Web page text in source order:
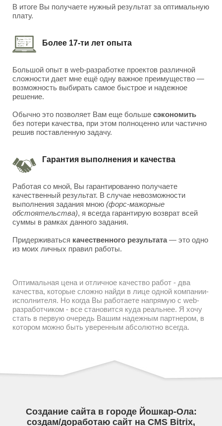
В итоге Вы получаете нужный результат за оптимальную
плату.
Более 17-ти лет опыта
Большой опыт в web-разработке проектов различной
сложности дает мне ещё одну важное преимущество —
возможность выбирать самое быстрое и надежное
решение.
Обычно это позволяет Вам еще больше сэкономить
без потери качества, при этом полноценно или частично
решив поставленную задачу.
Гарантия выполнения и качества
Работая со мной, Вы гарантированно получаете
качественный результат. В случае невозможности
выполнения задания мною (форс-мажорные
обстоятельства), я всегда гарантирую возврат всей
суммы в рамках данного задания.
Придерживаться качественного результата— это одно
из моих личных правил работы.
Оптимальная цена и отличное качество работ - два
качества, которые сложно найди в лице одной компании-
исполнителя. Но когда Вы работаете напрямую с web-
разработчиком - все становится куда реальнее. Я хочу
стать в первую очередь Вашим надежным партнером, в
котором можно быть уверенным абсолютно всегда.
Создание сайта в городе Йошкар-Ола:
создам/доработаю сайт на CMS Bitrix,